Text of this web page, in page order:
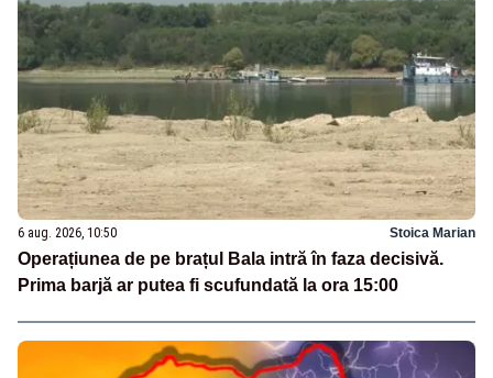
6 aug. 2026, 10:50 Stoica Marian
Operațiunea de pe brațul Bala intră în faza decisivă.
Prima barjă ar putea fi scufundată la ora 15:00